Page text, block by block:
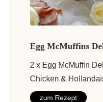
Egg McMuffins
2 x Egg McMuffin
Chicken &
zum Rezept